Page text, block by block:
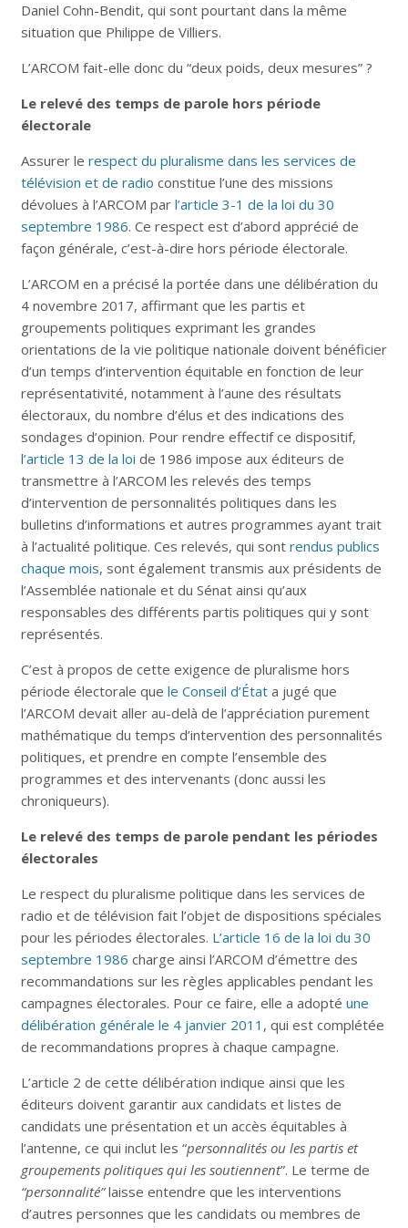
Daniel Cohn-Bendit, qui sont pourtant dans la même
situation que Philippe de Villiers.
L’ARCOM fait-elle donc du “deux poids, deux mesures” ?
Le relevé des temps de parole hors période
électorale
Assurer le respect du pluralisme dans les services de
télévision et de radio constitue l’une des missions
dévolues à l’ARCOM par l’article 3-1 de la loi du 30
septembre 1986. Ce respect est d’abord apprécié de
façon générale, c’est-à-dire hors période électorale.
L’ARCOM en a précisé la portée dans une délibération du
4 novembre 2017, affirmant que les partis et
groupements politiques exprimant les grandes
orientations de la vie politique nationale doivent bénéficier
d’un temps d’intervention équitable en fonction de leur
représentativité, notamment à l’aune des résultats
électoraux, du nombre d’élus et des indications des
sondages d’opinion. Pour rendre effectif ce dispositif,
l’article 13 de la loi de 1986 impose aux éditeurs de
transmettre à l’ARCOM les relevés des temps
d’intervention de personnalités politiques dans les
bulletins d’informations et autres programmes ayant trait
à l’actualité politique. Ces relevés, qui sont rendus publics
chaque mois, sont également transmis aux présidents de
l’Assemblée nationale et du Sénat ainsi qu’aux
responsables des différents partis politiques qui y sont
représentés.
C’est à propos de cette exigence de pluralisme hors
période électorale que le Conseil d’Étata jugé que
l’ARCOM devait aller au-delà de l’appréciation purement
mathématique du temps d’intervention des personnalités
politiques, et prendre en compte l’ensemble des
programmes et des intervenants (donc aussi les
chroniqueurs).
Le relevé des temps de parole pendant les périodes
électorales
Le respect du pluralisme politique dans les services de
radio et de télévision fait l’objet de dispositions spéciales
pour les périodes électorales. L’article 16 de la loi du 30
septembre 1986 charge ainsi l’ARCOM d’émettre des
recommandations sur les règles applicables pendant les
campagnes électorales. Pour ce faire, elle a adopté une
délibération générale le 4 janvier 2011 , qui est complétée
de recommandations propres à chaque campagne.
L’article 2 de cette délibération indique ainsi que les
éditeurs doivent garantir aux candidats et listes de
candidats une présentation et un accès équitables à
l’antenne, ce qui inclut les “personnalités ou les partis et
groupements politiques qui les soutiennent”. Le terme de
“personnalité”laisse entendre que les interventions
d’autres personnes que les candidats ou membres de